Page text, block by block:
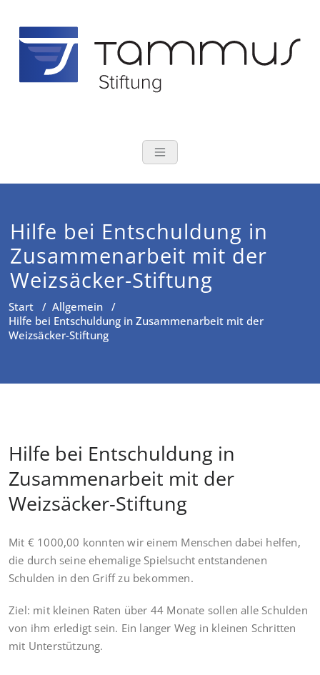
Inhalt
springen
TAMMUS
Hilfe bei Entschuldung in
Zusammenarbeit mit der
Weizsäcker-Stiftung
Start / Allgemein /
Hilfe bei Entschuldung in Zusammenarbeit mit der
Weizsäcker-Stiftung
Hilfe bei Entschuldung in
Zusammenarbeit mit der
Weizsäcker-Stiftung
Mit € 1000,00 konnten wir einem Menschen dabei helfen,
die durch seine ehemalige Spielsucht entstandenen
Schulden in den Griff zu bekommen.
Ziel: mit kleinen Raten über 44 Monate sollen alle Schulden
von ihm erledigt sein. Ein langer Weg in kleinen Schritten
mit Unterstützung.